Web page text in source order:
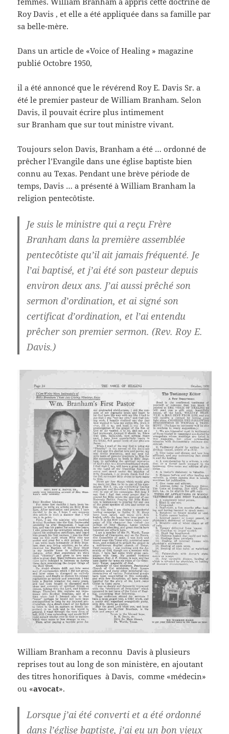
Roy Davis , et elle a été appliquée dans sa famille par
sa belle-mère.
Dans un article de «Voice of Healing » magazine
publié Octobre 1950,
il a été annoncé que le révérend Roy E. Davis Sr. a
été le premier pasteur de William Branham. Selon
Davis, il pouvait écrire plus intimement
sur Branham que sur tout ministre vivant.
Toujours selon Davis, Branham a été … ordonné de
prêcher l’Evangile dans une église baptiste bien
connu au Texas. Pendant une brève période de
temps, Davis … a présenté à William Branham la
religion pentecôtiste.
Je suis le ministre qui a reçu Frère
Branham dans la première assemblée
pentecôtiste qu’il ait jamais fréquenté. Je
l’ai baptisé, et j’ai été son pasteur depuis
environ deux ans. J’ai aussi prêché son
sermon d’ordination, et ai signé son
certificat d’ordination, et l’ai entendu
prêcher son premier sermon. (Rev. Roy E.
Davis.)
William Branham a reconnu Davis à plusieurs
reprises tout au long de son ministère, en ajoutant
des titres honorifiques à Davis, comme «médecin»
ou «avocat».
Lorsque j’ai été converti et a été ordonné
dans l’église baptiste, j’ai eu unbon vieux